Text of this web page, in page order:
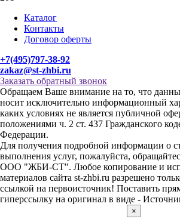
Каталог
Контакты
Договор оферты
+7(495)797-38-92
zakaz@st-zhbi.ru
Заказать обратный звонок
Обращаем Ваше внимание на то, что
носит исключительно информационный
каких условиях не является публичной
положениями ч. 2 ст. 437 Гражданского
Федерации.
Для получения подробной информации о
выполнения услуг, пожалуйста,
ООО "ЖБИ-СТ". Любое копирование и
материалов сайта st-zhbi.ru разрешено
ссылкой на первоисточник! Поставить
гиперссылку на оригинал в виде -
×